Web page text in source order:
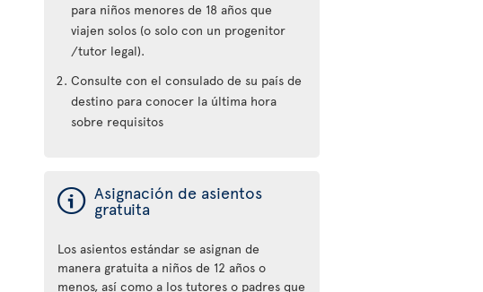
para niños menores de 18 años que
viajen solos (o solo con un progenitor
/tutor legal).
Consulte con el consulado de su país de
destino para conocer la última hora
sobre requisitos
ý Asignación de asientos
gratuita
Los asientos estándar se asignan de
manera gratuita a niños de 12 años o
menos, así como a los tutores o padres que